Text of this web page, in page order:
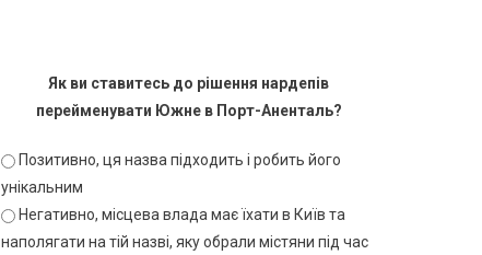
Як ви ставитесь до рішення нардепів
перейменувати Южне в Порт-Аненталь?
Позитивно, ця назва підходить і робить його
унікальним
Негативно, місцева влада має їхати в Київ та
наполягати на тій назві, яку обрали містяни під час